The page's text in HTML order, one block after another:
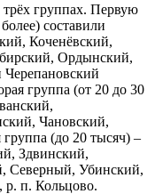
группах. Первую
составили
Коченёвский,
Ордынский,
группа (от 20 до 30
Чановский,
(до 20 тысяч) –
Здвинский,
Северный, Убинский,
р. п. Кольцово.